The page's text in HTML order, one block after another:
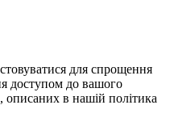
для спрощення
доступом до вашого
описаних в нашій політика